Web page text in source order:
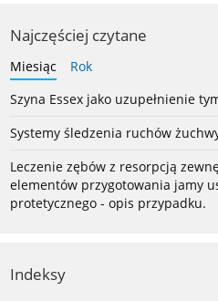
Najczęściej czytane
Miesiąc
Rok
Szyna Essex jako uzupełnienie
Systemy śledzenia ruchów
Leczenie zębów z resorpcją
elementów przygotowania jamy
protetycznego - opis przypadku.
Indeksy